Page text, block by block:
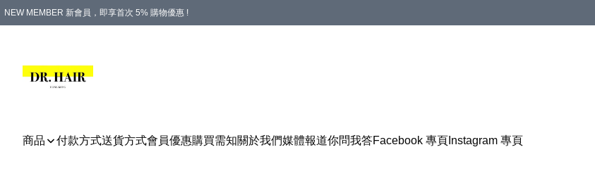
NEW MEMBER 新會員，即享首次 5% 購物優惠 !
商品 付款方式送貨方式會員優惠購買需知關於我們媒體報道你問我答Facebook 專頁 Instagram 專頁